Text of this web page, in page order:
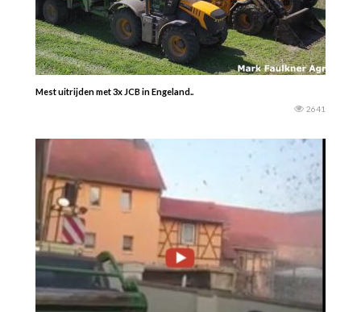
Mest uitrijden met 3x JCB in Engeland..
2641